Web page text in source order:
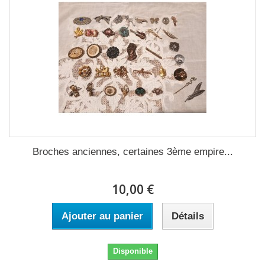
Broches anciennes, certaines 3ème empire...
10,00 €
Ajouter au panier Détails
Disponible